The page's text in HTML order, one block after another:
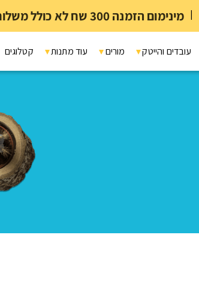
| מינימום הזמנה 300 שח לא כולל משלוח ומיתוג
עובדים והייטק מורים עוד מתנות קטלוגים